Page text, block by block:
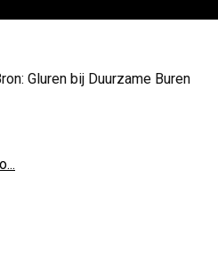
Gluren bij Duurzame Buren